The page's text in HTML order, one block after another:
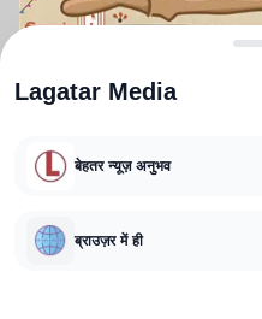
Lagatar Media
बेहतर न्यूज़ अनुभव
ब्राउज़र में ही